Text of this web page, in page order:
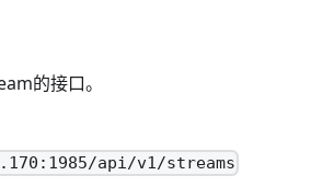
的接口。
api/v1/streams